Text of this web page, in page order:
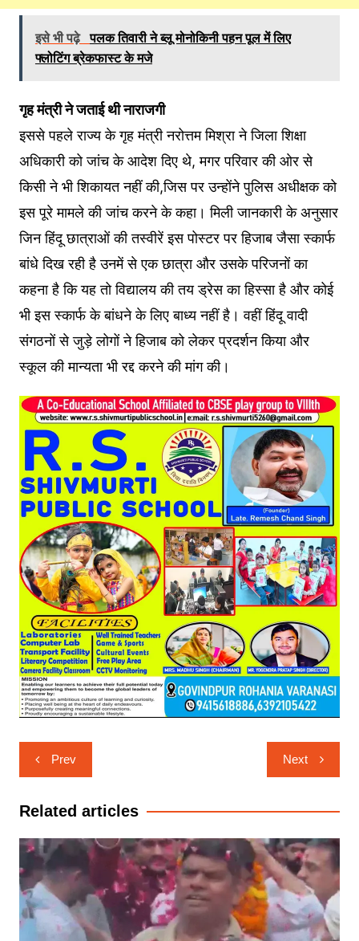
इसे भी पढ़े पलक तिवारी ने ब्लू मोनोकिनी पहन पूल में लिए
फ्लोटिंग ब्रेकफास्ट के मजे
गृह मंत्री ने जताई थी नाराजगी
इससे पहले राज्य के गृह मंत्री नरोत्तम मिश्रा ने जिला शिक्षा
अधिकारी को जांच के आदेश दिए थे, मगर परिवार की ओर से
किसी ने भी शिकायत नहीं की,जिस पर उन्होंने पुलिस अधीक्षक को
इस पूरे मामले की जांच करने के कहा। मिली जानकारी के अनुसार
जिन हिंदू छात्राओं की तस्वीरें इस पोस्टर पर हिजाब जैसा स्कार्फ
बांधे दिख रही है उनमें से एक छात्रा और उसके परिजनों का
कहना है कि यह तो विद्यालय की तय ड्रेस का हिस्सा है और कोई
भी इस स्कार्फ के बांधने के लिए बाध्य नहीं है। वहीं हिंदू वादी
संगठनों से जुड़े लोगों ने हिजाब को लेकर प्रदर्शन किया और
स्कूल की मान्यता भी रद्द करने की मांग की।
Post
navigation
Prev Next
Related articles